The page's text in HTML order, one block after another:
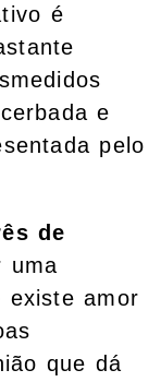
é
e
pelo
de
uma
existe amor
que dá